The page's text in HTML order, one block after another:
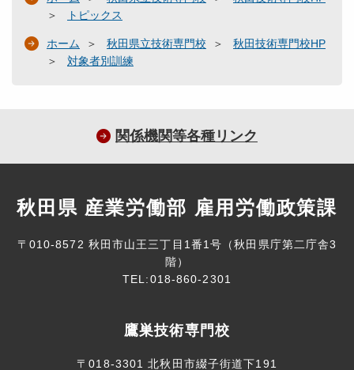
トピックス
ホーム 秋田県立技術専門校
秋田技術専門校HP
対象者別訓練
関係機関等各種リンク
秋田県 産業労働部 雇用労働政策課
〒010-8572 秋田市山王三丁目1番1号（秋田県庁第二庁舎3
階）
TEL:018-860-2301
鷹巣技術専門校
〒018-3301 北秋田市綴子街道下191